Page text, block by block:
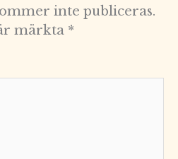
inte publiceras.
märkta *